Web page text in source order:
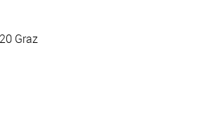
Graz